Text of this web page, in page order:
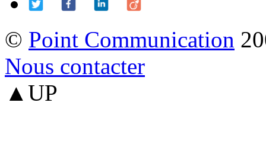
© Point Communication
Nous contacter
▲UP